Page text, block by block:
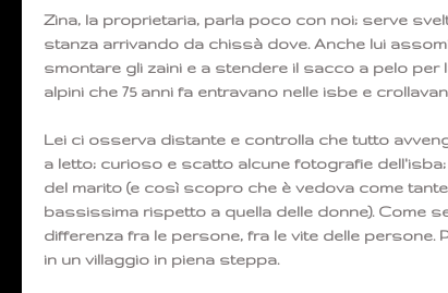
Zina, la proprietaria, parla poco con noi; serve
stanza arrivando da chissà dove. Anche lui
smontare gli zaini e a stendere il sacco a pelo
alpini che 75 anni fa entravano nelle isbe e
Lei ci osserva distante e controlla che tutto
a letto; curioso e scatto alcune fotografie
del marito (e così scopro che è vedova come
bassissima rispetto a quella delle donne). Come
differenza fra le persone, fra le vite delle
in un villaggio in piena steppa.